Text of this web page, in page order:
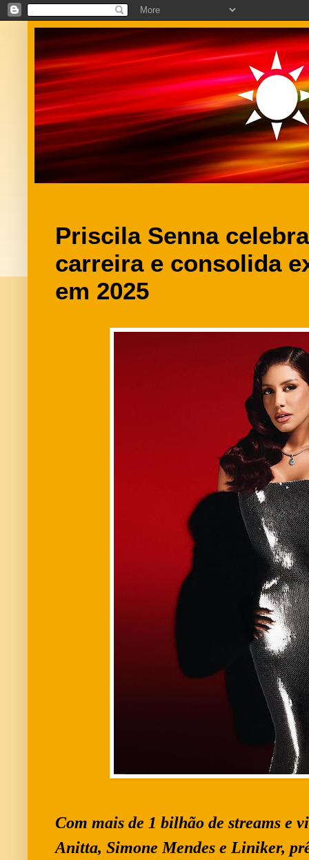
Priscila Senna
carreira e consolida
em 2025
Com mais de 1 bilhão de streams e
Anitta, Simone Mendes e Liniker,